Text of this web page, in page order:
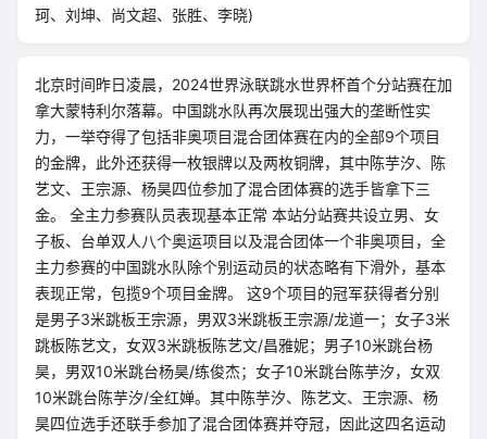
珂、刘坤、尚文超、张胜、李晓)
北京时间昨日凌晨，2024世界泳联跳水世界杯首个分站赛在加
拿大蒙特利尔落幕。中国跳水队再次展现出强大的垄断性实
力，一举夺得了包括非奥项目混合团体赛在内的全部9个项目
的金牌，此外还获得一枚银牌以及两枚铜牌，其中陈芋汐、陈
艺文、王宗源、杨昊四位参加了混合团体赛的选手皆拿下三
金。 全主力参赛队员表现基本正常 本站分站赛共设立男、女
子板、台单双人八个奥运项目以及混合团体一个非奥项目，全
主力参赛的中国跳水队除个别运动员的状态略有下滑外，基本
表现正常，包揽9个项目金牌。 这9个项目的冠军获得者分别
是男子3米跳板王宗源，男双3米跳板王宗源/龙道一；女子3米
跳板陈艺文，女双3米跳板陈艺文/昌雅妮；男子10米跳台杨
昊，男双10米跳台杨昊/练俊杰；女子10米跳台陈芋汐，女双
10米跳台陈芋汐/全红婵。其中陈芋汐、陈艺文、王宗源、杨
昊四位选手还联手参加了混合团体赛并夺冠，因此这四名运动